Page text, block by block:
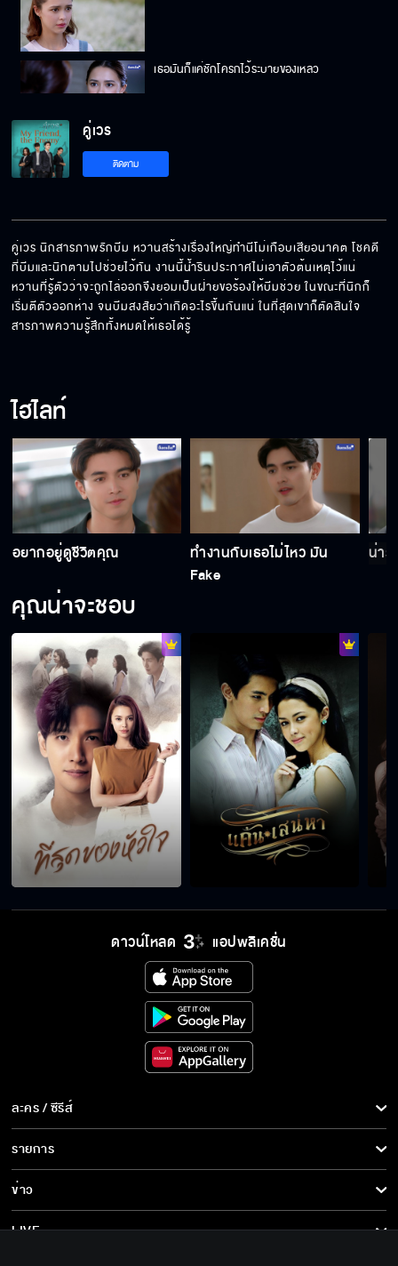
เธอมันก็แค่ชักโครกไว้ระบายของเหลว
ผมชาไปหมดทั้งตัว
Fin Special มันควรจะเป็นกู ที่ต้องได้ทุกอย่าง
เงินที่เสียไปก็ถือว่าซื้อข้าวให้หมากิน
อย่าเลิกกันเลยนะ
แกนอกใจฉันเหรอ ฉันหึงนะ
ความลับมันไม่มีในโลก
ทำไมต้องเชื่อคุณด้วย
บอสฉัตรต้องเป็นของฉัน
Fin Special เพราะโลกนี้มีแก...มันเลยน่าอยู่
แกงกะหรี่เป็นเมนูที่เหมาะสมกับแกมาก
คู่เวร
ติดตาม
คู่เวร นิกสารภาพรักบีม หวานสร้างเรื่องใหญ่ทำนีโม่เกือบเสียอนาคต โชคดี
ที่บีมและนิกตามไปช่วยไว้ทัน งานนี้น้ำรินประกาศไม่เอาตัวต้นเหตุไว้แน่
หวานที่รู้ตัวว่าจะถูกไล่ออกจึงยอมเป็นฝ่ายขอร้องให้บีมช่วย ในขณะที่นิกก็
เริ่มตีตัวออกห่าง จนบีมสงสัยว่าเกิดอะไรขึ้นกันแน่ ในที่สุดเขาก็ตัดสินใจ
สารภาพความรู้สึกทั้งหมดให้เธอได้รู้
ไฮไลท์
อยากอยู่ดูชีวิตคุณ
ทำงานกับเธอไม่ไหว มัน
Fake
น่า
คุณน่าจะชอบ
ดาวน์โหลด แอปพลิเคชั่น
ละคร / ซีรีส์
ละคร/ซีรีส์
ซีรีส์นานาชาติ
การ์ตูน & เกม
รายการ
รายการทั้งหมด
ข่าว
ข่าวทั้งหมด
LIVE